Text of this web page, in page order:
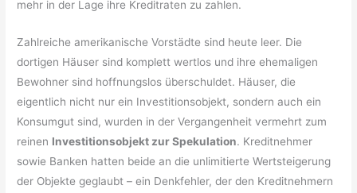
mehr in der Lage ihre Kreditraten zu zahlen.
Zahlreiche amerikanische Vorstädte sind heute leer. Die
dortigen Häuser sind komplett wertlos und ihre ehemaligen
Bewohner sind hoffnungslos überschuldet. Häuser, die
eigentlich nicht nur ein Investitionsobjekt, sondern auch ein
Konsumgut sind, wurden in der Vergangenheit vermehrt zum
reinen Investitionsobjekt zur Spekulation. Kreditnehmer
sowie Banken hatten beide an die unlimitierte Wertsteigerung
der Objekte geglaubt – ein Denkfehler, der den Kreditnehmern